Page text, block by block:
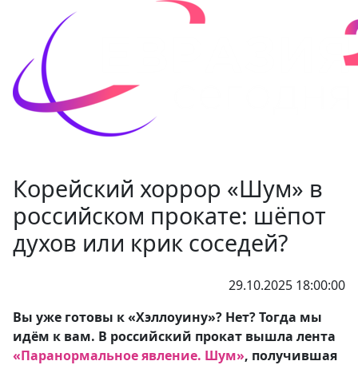
Корейский хоррор «Шум» в
российском прокате: шёпот
духов или крик соседей?
29.10.2025 18:00:00
Вы уже готовы к «Хэллоуину»? Нет? Тогда мы
идём к вам. В российский прокат вышла лента
«Паранормальное явление. Шум», получившая